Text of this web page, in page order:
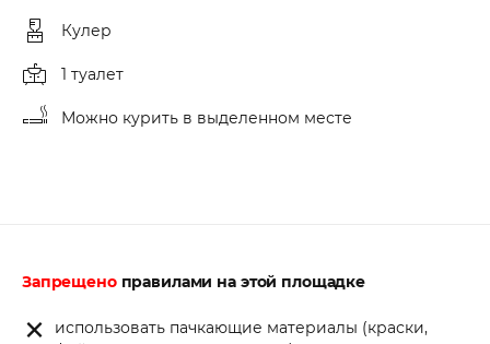
Кулер
1 туалет
Можно курить в выделенном месте
Запрещеноправилами на этой площадке
использовать пачкающие материалы (краски,